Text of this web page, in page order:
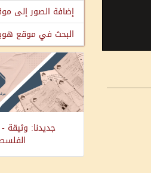
إضافة الصور إلى
البحث في موقع
جديدنا: وثيقة